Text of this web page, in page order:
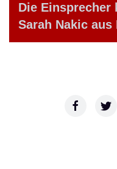
Die Einsprecher
Sarah Nakic